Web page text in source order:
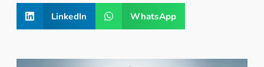
LinkedIn WhatsApp